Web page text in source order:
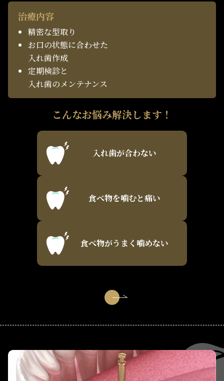
治療内容
精密な型取り
お口の状態に合わせた
入れ歯作成
定期検診と
入れ歯のメンテナンス
こんなお悩み解決します！
入れ歯が合わない
食べ物を噛むと痛い
食べ物がうまく噛めない